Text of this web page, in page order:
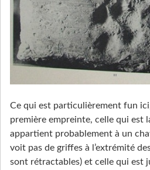
Ce qui est particulièrement fun ici,
première empreinte, celle qui est
appartient probablement à un
voit pas de griffes à l’extrémité
sont rétractables) et celle qui est